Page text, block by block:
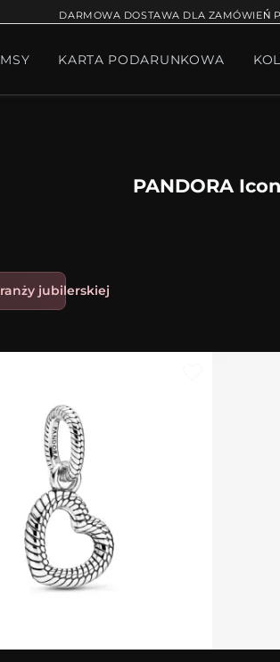
DARMOWA DOSTAWA DLA ZAMÓWIEŃ
GORĄCA SPRZEDAŻ BRANSOLETKA
KARTA PODARUNKOWA
PANDORA
jubilerskiej